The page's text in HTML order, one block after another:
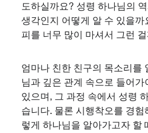
도하실까요? 성령 하나님의
생각인지 어떻게 알 수 있을까
피를 너무 많이 마셔서 그런
엄마나 친한 친구의 목소리를
님과 깊은 관계 속으로 들어
있으며, 그 과정 속에서 성령
습니다. 물론 시행착오를 경험
렇게 하나님을 알아가고자 할